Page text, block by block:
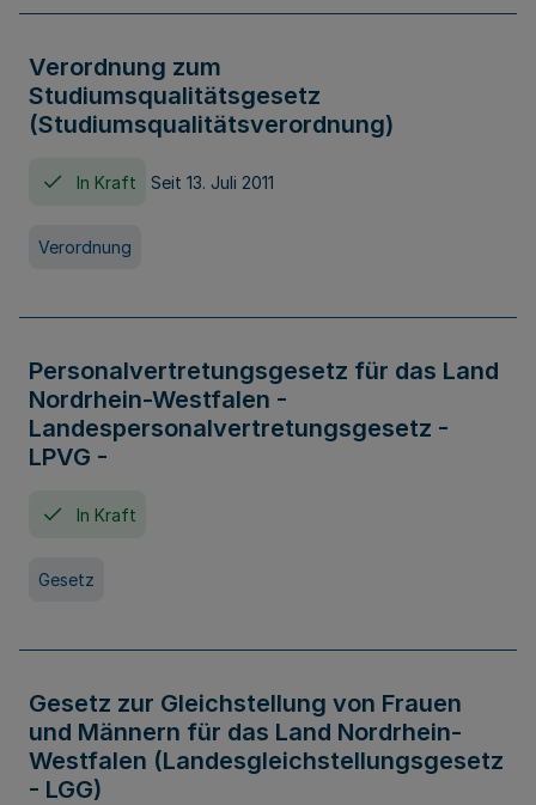
Verordnung zum
Studiumsqualitätsgesetz
(Studiumsqualitätsverordnung)
In Kraft Seit 13. Juli 2011
Verordnung
Personalvertretungsgesetz für das Land
Nordrhein-Westfalen -
Landespersonalvertretungsgesetz -
LPVG -
In Kraft
Gesetz
Gesetz zur Gleichstellung von Frauen
und Männern für das Land Nordrhein-
Westfalen (Landesgleichstellungsgesetz
- LGG)